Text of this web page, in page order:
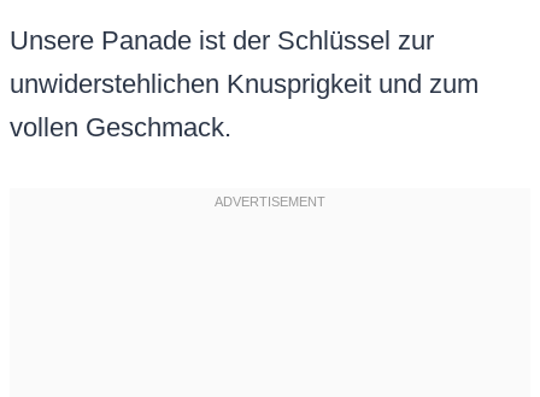
Unsere Panade ist der Schlüssel zur
unwiderstehlichen Knusprigkeit und zum
vollen Geschmack.